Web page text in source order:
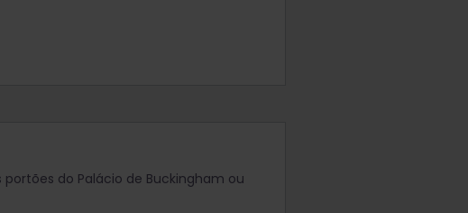
do Palácio de Buckingham ou